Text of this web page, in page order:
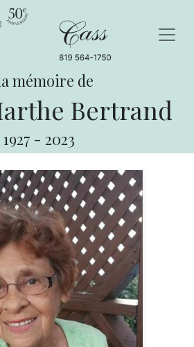
mémoire de
Bertrand
1927 - 2023